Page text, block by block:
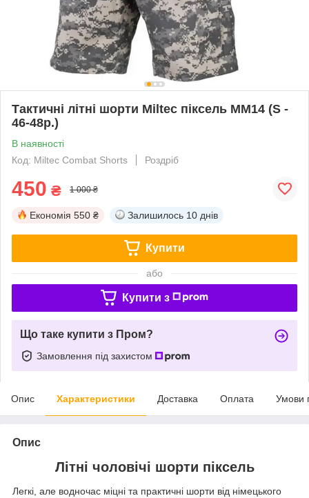
Тактичні літні шорти Miltec піксель ММ14 (S -
46-48р.)
В наявності
Код: Miltec Combat Shorts
Роздріб
450 ₴ 1 000 ₴
Економія 550 ₴ Залишилось 10 днів
Купити
або
Купити з
Що таке купити з Пром?
Замовлення під захистом
Опис Характеристики Доставка Оплата Умови
Опис
Літні чоловічі шорти піксель
Легкі, але водночас міцні та практичні шорти від німецького